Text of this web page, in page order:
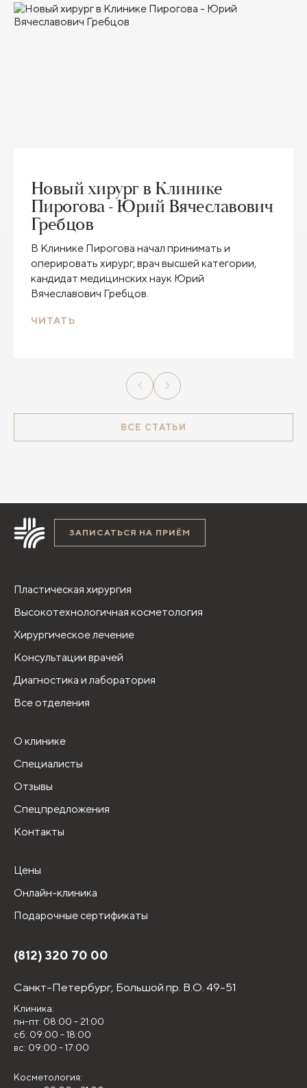
Новый хирург в Клинике
Пирогова - Юрий Вячеславович
Гребцов
В Клинике Пирогова начал принимать и
оперировать хирург, врач высшей категории,
кандидат медицинских наук Юрий
Вячеславович Гребцов.
ЧИТАТЬ
ВСЕ СТАТЬИ
ЗАПИСАТЬСЯ НА ПРИЁМ
Пластическая хирургия
Высокотехнологичная косметология
Хирургическое лечение
Консультации врачей
Диагностика и лаборатория
Все отделения
О клинике
Специалисты
Отзывы
Спецпредложения
Контакты
Цены
Онлайн-клиника
Подарочные сертификаты
(812) 320 70 00
Санкт-Петербург, Большой пр. В.О. 49-51
Клиника:
пн-пт: 08:00 - 21:00
сб: 09:00 - 18:00
вс: 09:00 - 17:00
Косметология: